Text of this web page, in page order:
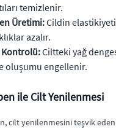
temizlenir.
Üretimi:Cildin
azalır.
Kontrolü:Ciltteki yağ
oluşumu engellenir.
ile Cilt Yenilenmesi
cilt yenilenmesini teşvik eden